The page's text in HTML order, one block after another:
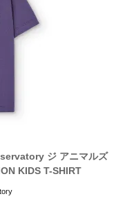
ジ アニマルズ
KIDS T-SHIRT